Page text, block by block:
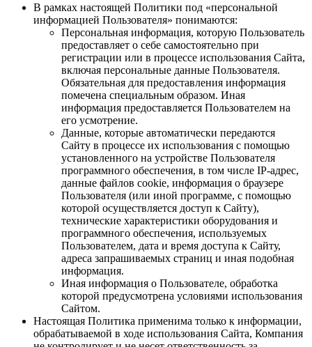
В рамках настоящей Политики под «персональной
информацией Пользователя» понимаются:
Персональная информация, которую Пользователь
предоставляет о себе самостоятельно при
регистрации или в процессе использования Сайта,
включая персональные данные Пользователя.
Обязательная для предоставления информация
помечена специальным образом. Иная
информация предоставляется Пользователем на
его усмотрение.
Данные, которые автоматически передаются
Сайту в процессе их использования с помощью
установленного на устройстве Пользователя
программного обеспечения, в том числе IP-адрес,
данные файлов cookie, информация о браузере
Пользователя (или иной программе, с помощью
которой осуществляется доступ к Сайту),
технические характеристики оборудования и
программного обеспечения, используемых
Пользователем, дата и время доступа к Сайту,
адреса запрашиваемых страниц и иная подобная
информация.
Иная информация о Пользователе, обработка
которой предусмотрена условиями использования
Сайтом.
Настоящая Политика применима только к информации,
обрабатываемой в ходе использования Сайта, Компания